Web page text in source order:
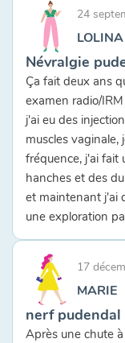
24
LOLINA
Névralgie
Ça fait deux ans
examen radio/
j'ai eu des
muscles vaginale,
fréquence, j'ai fait
hanches et des
et maintenant j'ai
une exploration
17
MARIE
nerf
Après une chute